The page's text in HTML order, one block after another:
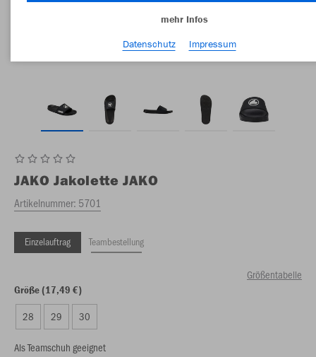
JAKO Jakolette JAKO
Artikelnummer: 5701
Einzelauftrag Teambestellung
Größentabelle
Größe (17,49 €)
28 29 30
Als Teamschuh geeignet
mehr Infos
Datenschutz
Impressum